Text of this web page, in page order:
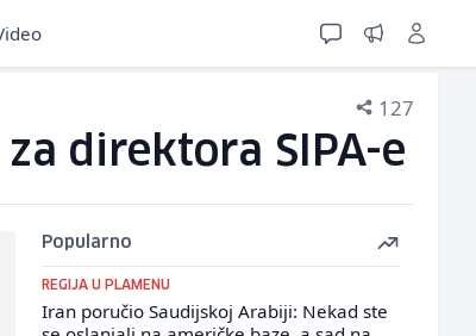
127
direktora SIPA-e
Popularno
REGIJA U PLAMENU
Iran poručio Saudijskoj Arabiji: Nekad ste